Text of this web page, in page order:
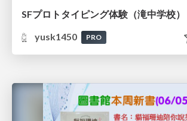
SFプロトタイピング体験（滝中学校）
yusk1450
PRO